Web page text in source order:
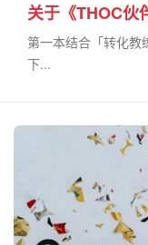
关于《THOC伙
第一本结合「转化教
下...